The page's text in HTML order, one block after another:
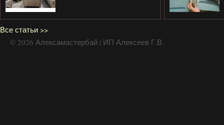
Все статьи >>
© 2026 Алексамастербай | ИП Алексеев Г.В.